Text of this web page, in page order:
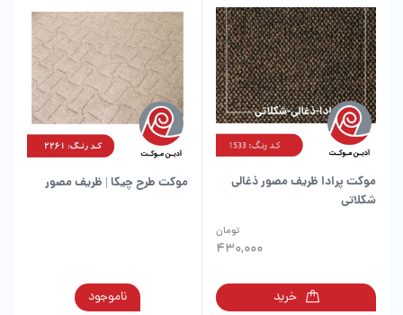
انواع
مختلفی
می
باشد.
گزینه
ها
ممکن
است
صفحه
محصول
موکت پرادا ظریف مصور ذغالی
شکلاتی
430,000
تومان
خرید
موکت طرح چیکا | ظریف مصور
ناموجود